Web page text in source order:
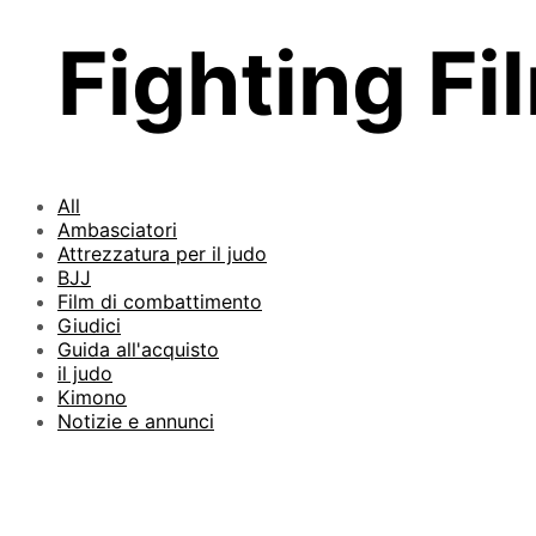
Fighting
All
Ambasciatori
Attrezzatura per il judo
BJJ
Film di combattimento
Giudici
Guida all'acquisto
il judo
Kimono
Notizie e annunci